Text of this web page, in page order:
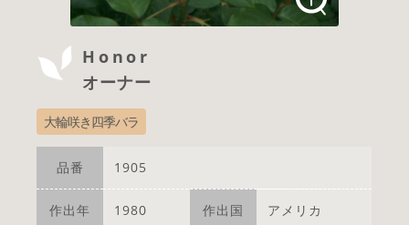
Honor
オーナー
大輪咲き四季バラ
品番 1905
作出年 1980 作出国 アメリカ